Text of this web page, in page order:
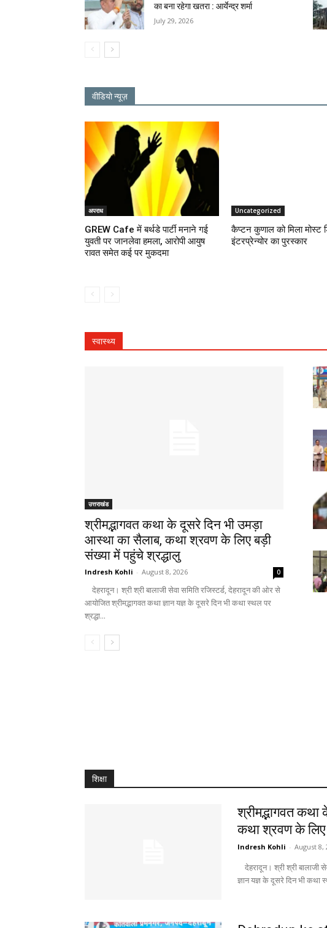
का बना रहेगा खतरा : आर्येन्द्र शर्मा
July 29, 2026
वीडियो न्यूज़
अपराध
GREW Cafe में बर्थडे पार्टी मनाने गई
युवती पर जानलेवा हमला, आरोपी आयुष
रावत समेत कई पर मुकदमा
Uncategorized
कैप्टन कुणाल को मिला मोस्ट
इंटरप्रेन्योर का पुरस्कार
स्वास्थ्य
उत्तराखंड
श्रीमद्भागवत कथा के दूसरे दिन भी उमड़ा
आस्था का सैलाब, कथा श्रवण के लिए बड़ी
संख्या में पहुंचे श्रद्धालु
Indresh Kohli - August 8, 2026 0
देहरादून। श्री श्री बालाजी सेवा समिति रजिस्टर्ड, देहरादून की ओर से
आयोजित श्रीमद्भागवत कथा ज्ञान यज्ञ के दूसरे दिन भी कथा स्थल पर
श्रद्धा...
शिक्षा
श्रीमद्भागवत
कथा श्रवण के लिए
Indresh Kohli - August 8,
ज्ञान यज्ञ के दूसरे दिन भी कथा